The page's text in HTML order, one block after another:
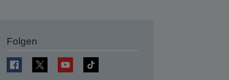
Folgen